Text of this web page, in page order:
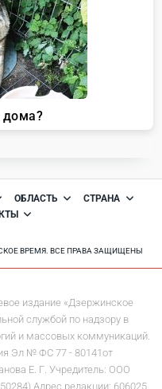
ОБЛАСТЬ
СТРАНА
ВРЕМЯ. ВСЕ ПРАВА ЗАЩИЩЕНЫ
издание «Дзержинское
службой по надзору в
и массовых коммуникаций.
Эл № ФС 77 - 80141от
Е. Г. Учредитель: ООО
Адрес редакции: 606025,